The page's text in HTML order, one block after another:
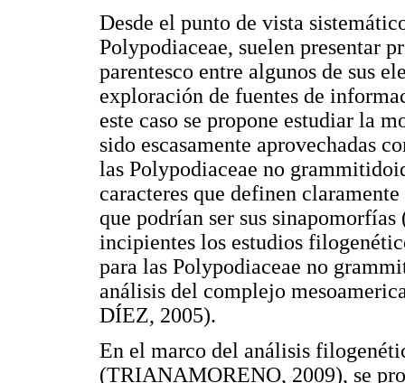
Desde el punto de vista
Polypodiaceae, suelen presentar
parentesco entre algunos de sus
exploración de fuentes de
este caso se propone estudiar la
sido escasamente aprovechadas
las Polypodiaceae no
caracteres que definen
que podrían ser sus
incipientes los estudios
para las Polypodiaceae no
análisis del complejo
DÍEZ, 2005).
En el marco del análisis
(TRIANAMORENO, 2009), se